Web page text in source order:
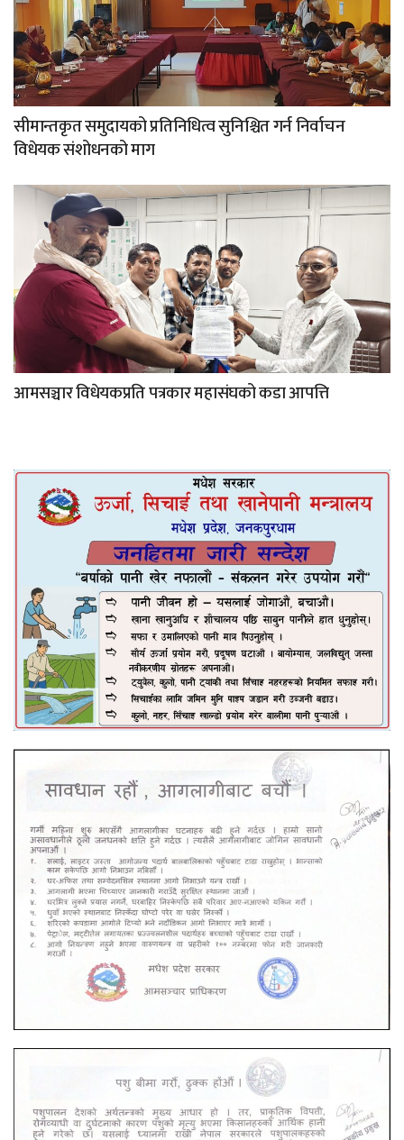
सीमान्तकृत समुदायको प्रतिनिधित्व सुनिश्चित गर्न निर्वाचन
विधेयक संशोधनको माग
आमसञ्चार विधेयकप्रति पत्रकार महासंघको कडा आपत्ति